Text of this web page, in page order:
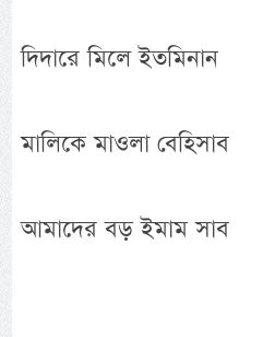
দিদারে মিলে ইতমিনান
মালিকে মাওলা বেহিসাব
আমাদের বড় ইমাম সাব